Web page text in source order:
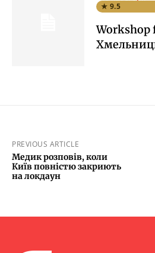
★ 9.5
Workshop
PREVIOUS ARTICLE
Медик розповів, коли
Київ повністю закриють
на локдаун